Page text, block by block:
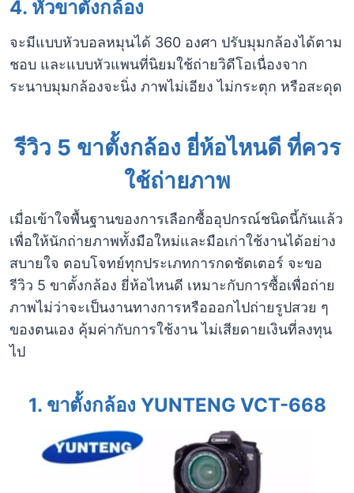
4. หัวขาตั้งกล้อง
จะมีแบบหัวบอลหมุนได้ 360 องศา ปรับมุมกล้องได้ตาม
ชอบ และแบบหัวแพนที่นิยมใช้ถ่ายวิดีโอเนื่องจาก
ระนาบมุมกล้องจะนิ่ง ภาพไม่เอียง ไม่กระตุก หรือสะดุด
รีวิว 5 ขาตั้งกล้อง ยี่ห้อไหนดี ที่ควร
ใช้ถ่ายภาพ
เมื่อเข้าใจพื้นฐานของการเลือกซื้ออุปกรณ์ชนิดนี้กันแล้ว
เพื่อให้นักถ่ายภาพทั้งมือใหม่และมือเก่าใช้งานได้อย่าง
สบายใจ ตอบโจทย์ทุกประเภทการกดชัตเตอร์ จะขอ
รีวิว 5 ขาตั้งกล้อง ยี่ห้อไหนดี เหมาะกับการซื้อเพื่อถ่าย
ภาพไม่ว่าจะเป็นงานทางการหรือออกไปถ่ายรูปสวย ๆ
ของตนเอง คุ้มค่ากับการใช้งาน ไม่เสียดายเงินที่ลงทุน
ไป
1. ขาตั้งกล้อง YUNTENG VCT-668